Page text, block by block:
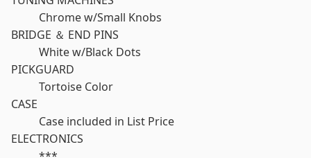
Chrome w/Small Knobs
BRIDGE ＆ END PINS
White w/Black Dots
PICKGUARD
Tortoise Color
CASE
Case included in List Price
ELECTRONICS